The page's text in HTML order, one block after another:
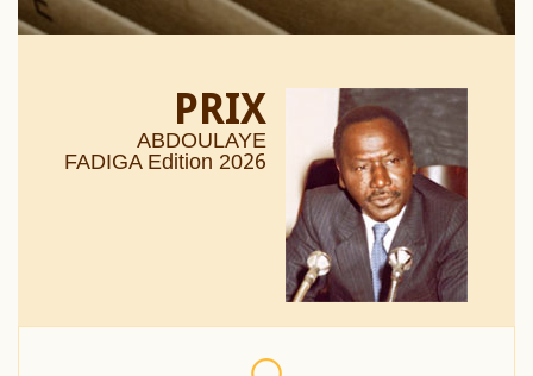
PRIX
ABDOULAYE
FADIGA Edition 2026